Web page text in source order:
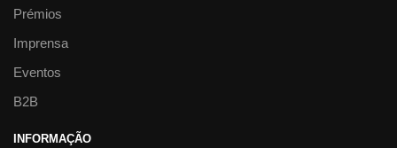
Prémios
Imprensa
Eventos
B2B
INFORMAÇÃO